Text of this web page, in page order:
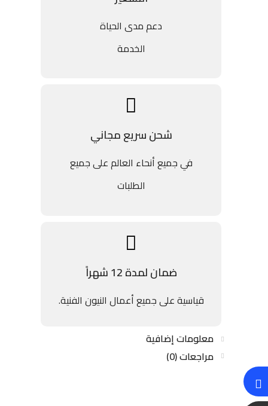
دعم مدى الحياة
الخدمة
شحن سريع مجاني
في جميع أنحاء العالم على جميع
الطلبات
ضمان لمدة 12 شهراً
قياسية على جميع أعمال النيون الفنية.
معلومات إضافية
مراجعات (0)